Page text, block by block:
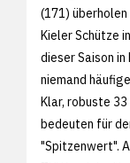
(171)
Kieler Schütze
dieser Saison
niemand
Klar, robuste
bedeuten für
"Spitzenwert".